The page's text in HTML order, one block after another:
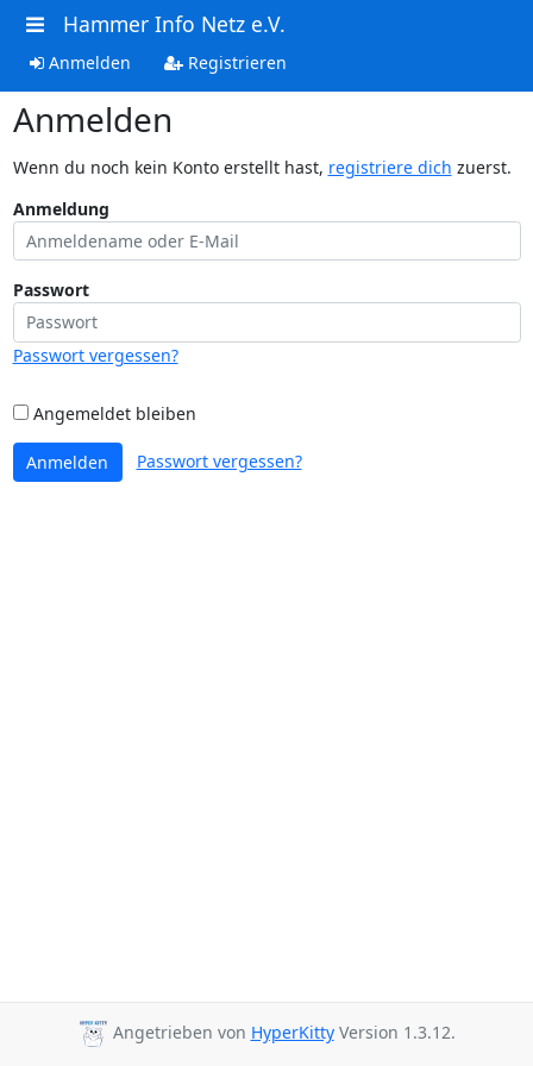
Hammer Info Netz e.V.
Anmelden Registrieren
Anmelden
Wenn du noch kein Konto erstellt hast, registriere dich zuerst.
Anmeldung
Passwort
Passwort vergessen?
Angemeldet bleiben
Anmelden Passwort vergessen?
Angetrieben von HyperKittyVersion 1.3.12.